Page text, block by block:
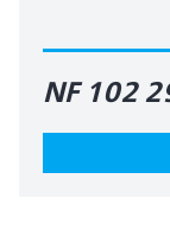
NF 102